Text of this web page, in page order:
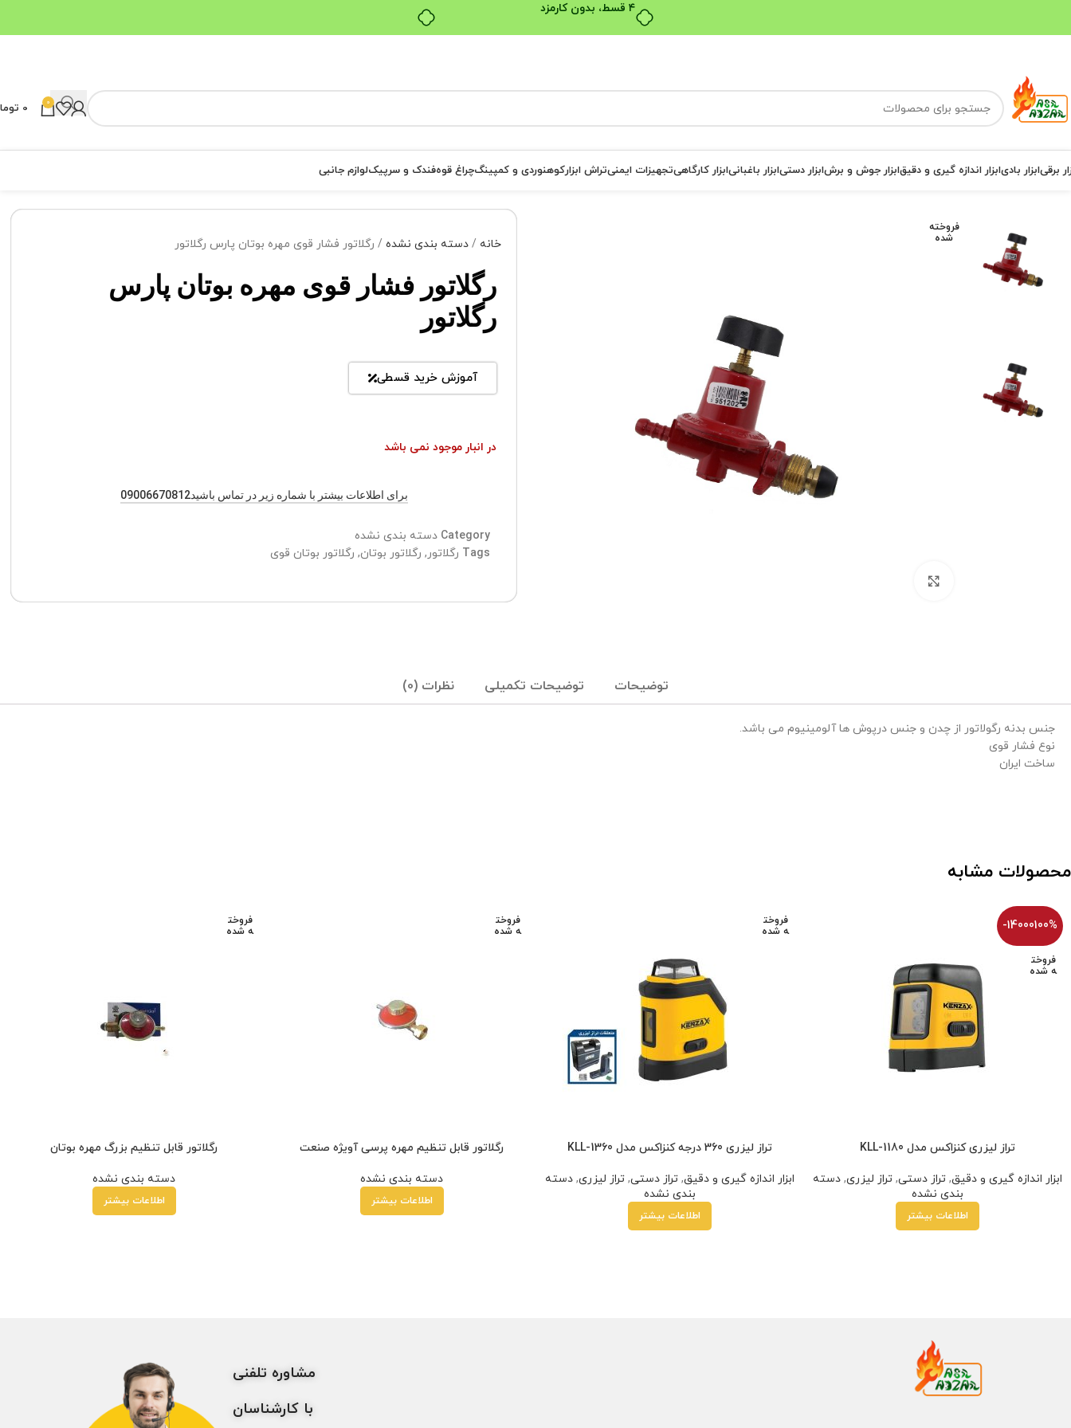
بدون ضامن، بدون سود
0
0
برقیابزار بادیابزار اندازه گیری و دقیقابزار جوش و برشابزار دستیابزار باغبانیابزار کارگاهیتجهیزات ایمنیتراش ابزارکوهنوردی و کمپینگچراغ قوهفندک و سرپیکلوازم جانبی
فروخته
شده
خانه دسته بندی نشده رگلاتور فشار قوی مهره بوتان پارس رگلاتور
رگلاتور فشار قوی مهره بوتان پارس
رگلاتور
آموزش خرید قسطی
در انبار موجود نمی باشد
برای اطلاعات بیشتر با شماره زیر در تماس باشید09006670812
Category دسته بندی نشده
Tags رگلاتور, رگلاتور بوتان, رگلاتور بوتان قوی
توضیحات توضیحات تکمیلی نظرات (0)
جنس بدنه رگولاتور از چدن و جنس درپوش ها آلومینیوم می باشد.
نوع فشار قوی
ساخت ایران
محصولات مشابه
-14000100%
فروخت
ه شده
تراز لیزری کنزاکس مدل KLL-1180
ابزار اندازه گیری و دقیق,تراز دستی,تراز لیزری,دسته
بندی نشده
اطلاعات بیشتر
فروخت
ه شده
تراز لیزری 360 درجه کنزاکس مدل KLL-1360
ابزار اندازه گیری و دقیق,تراز دستی,تراز لیزری,دسته
بندی نشده
اطلاعات بیشتر
فروخت
ه شده
رگلاتور قابل تنظیم مهره پرسی آویژه صنعت
دسته بندی نشده
اطلاعات بیشتر
فروخت
ه شده
رگلاتور قابل تنظیم بزرگ مهره بوتان
دسته بندی نشده
اطلاعات بیشتر
مشاوره تلفنی
با کارشناسان